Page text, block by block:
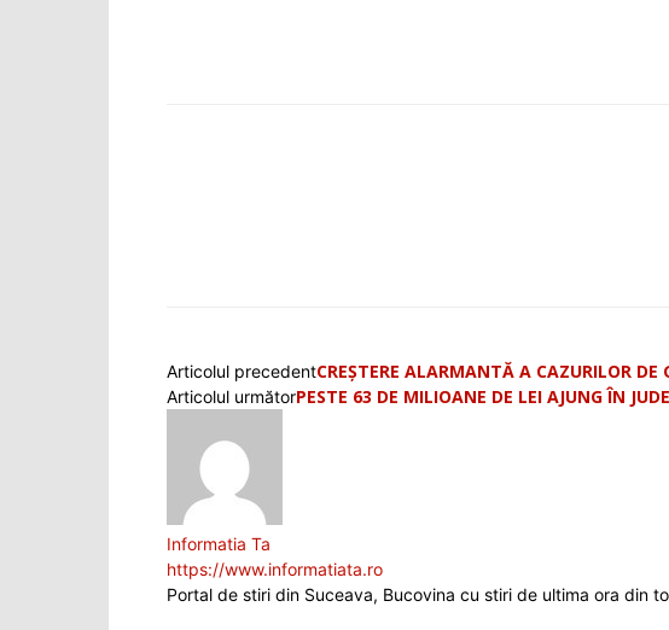
Articolul precedentCREȘTERE ALARMANTĂ A CAZURILOR
Articolul următorPESTE 63 DE MILIOANE DE LEI AJUNG ÎN
Informatia Ta
https://www.informatiata.ro
Portal de stiri din Suceava, Bucovina cu stiri de ultima ora din